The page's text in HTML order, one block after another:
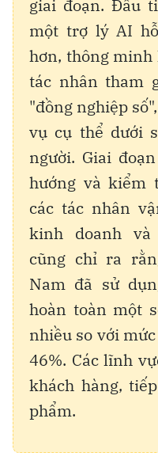
giai đoạn. Đầu
một trợ lý AI
hơn, thông minh
tác nhân tham
"đồng nghiệp
vụ cụ thể dưới
người. Giai
hướng và kiểm
các tác nhân
kinh doanh và
cũng chỉ ra
Nam đã sử
hoàn toàn một
nhiều so với
46%. Các lĩnh
khách hàng,
phẩm.